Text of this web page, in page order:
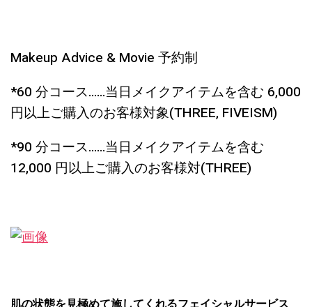
Makeup Advice & Movie 予約制
*60 分コース……当日メイクアイテムを含む 6,000
円以上ご購入のお客様対象(THREE, FIVEISM)
*90 分コース……当日メイクアイテムを含む
12,000 円以上ご購入のお客様対(THREE)